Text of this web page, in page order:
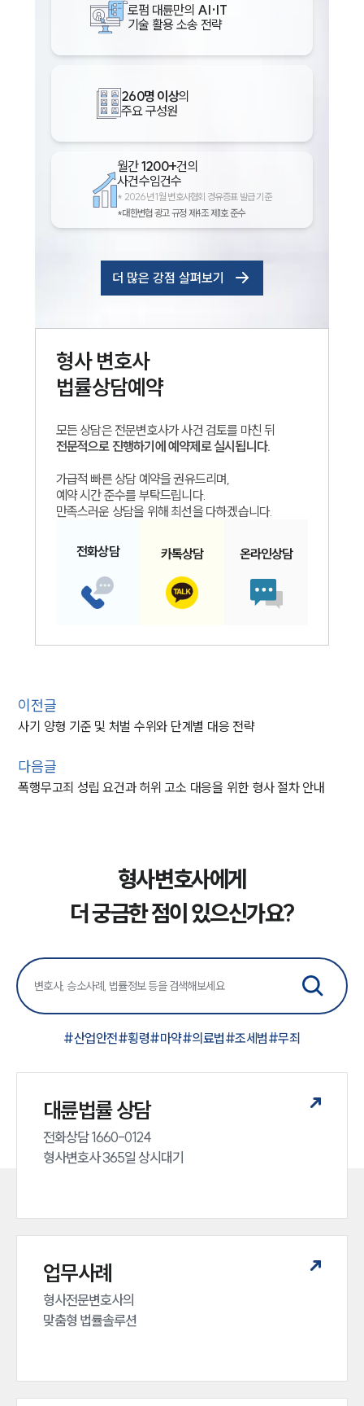
로펌 대륜만의 AI·IT
기술 활용 소송 전략
260명 이상의
주요 구성원
월간1200+건의
사건수임건수
* 2026년 1월 변호사협회 경유증표 발급 기준
*대한변협 광고 규정 제4조 제1호 준수
더 많은 강점 살펴보기
형사변호사
법률상담예약
모든 상담은 전문변호사가 사건 검토를 마친 뒤
전문적으로 진행하기에 예약제로 실시됩니다.
가급적 빠른 상담 예약을 권유드리며,
예약 시간 준수를 부탁드립니다.
만족스러운 상담을 위해 최선을 다하겠습니다.
전화상담 카톡상담 온라인상담
이전글
사기 양형 기준 및 처벌 수위와 단계별 대응 전략
다음글
폭행무고죄 성립 요건과 허위 고소 대응을 위한 형사 절차 안내
형사변호사에게
더 궁금한 점이 있으신가요?
#산업안전#횡령#마약#의료법#조세범#무죄
대륜법률 상담
전화상담 1660-0124
형사변호사 365일 상시대기
업무사례
형사전문변호사의
맞춤형 법률솔루션